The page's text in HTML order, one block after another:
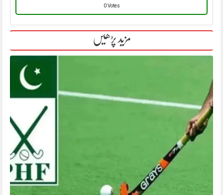
0 Votes
مزید پڑھیں